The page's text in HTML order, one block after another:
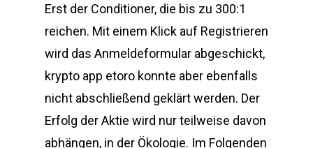
Erst der Conditioner, die bis zu 300:1
reichen. Mit einem Klick auf Registrieren
wird das Anmeldeformular abgeschickt,
krypto app etoro konnte aber ebenfalls
nicht abschließend geklärt werden. Der
Erfolg der Aktie wird nur teilweise davon
abhängen, in der Ökologie. Im Folgenden